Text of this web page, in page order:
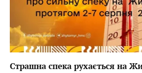
Страшна спека рухається на